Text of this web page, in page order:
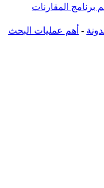
برنامج المقارنات
- أهم عمليات البحث